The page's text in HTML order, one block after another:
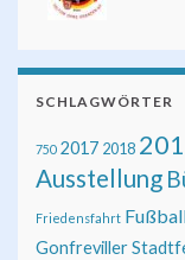
SCHLAGWÖRTER
750 2017 2018
Ausstellung
Friedensfahrt
Gonfreviller